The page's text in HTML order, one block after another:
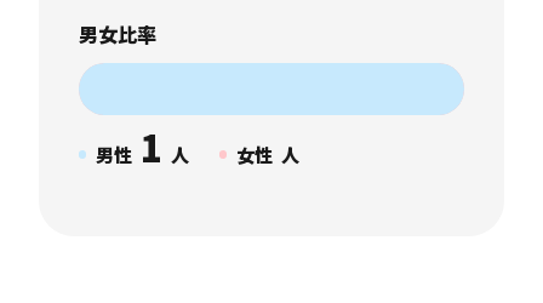
男女比率
男性 1 人 女性 人